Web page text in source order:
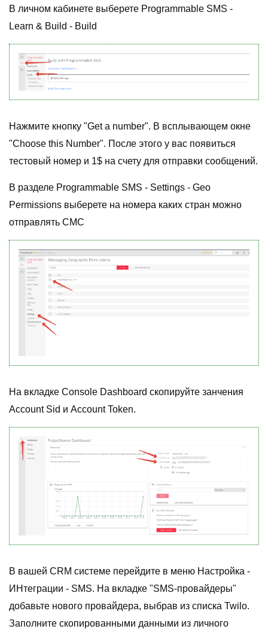
В личном кабинете выберете Programmable SMS -
Learn & Build - Build
Нажмите кнопку "Get a number". В всплывающем окне
"Choose this Number". После этого у вас появиться
тестовый номер и 1$ на счету для отправки сообщений.
В разделе Programmable SMS - Settings - Geo
Permissions выберете на номера каких стран можно
отправлять СМС
На вкладке Console Dashboard скопируйте занчения
Account Sid и Account Token.
В вашей CRM системе перейдите в меню Настройка -
ИНтеграции - SMS. На вкладке "SMS-провайдеры"
добавьте нового провайдера, выбрав из списка Twilo.
Заполните скопированными данными из личного